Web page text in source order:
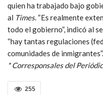
quien ha trabajado bajo
al Times. “Es realmente
todo el gobierno”, indicó al
“hay tantas regulaciones
comunidades de inmigrantes”.
* Corresponsales del
255